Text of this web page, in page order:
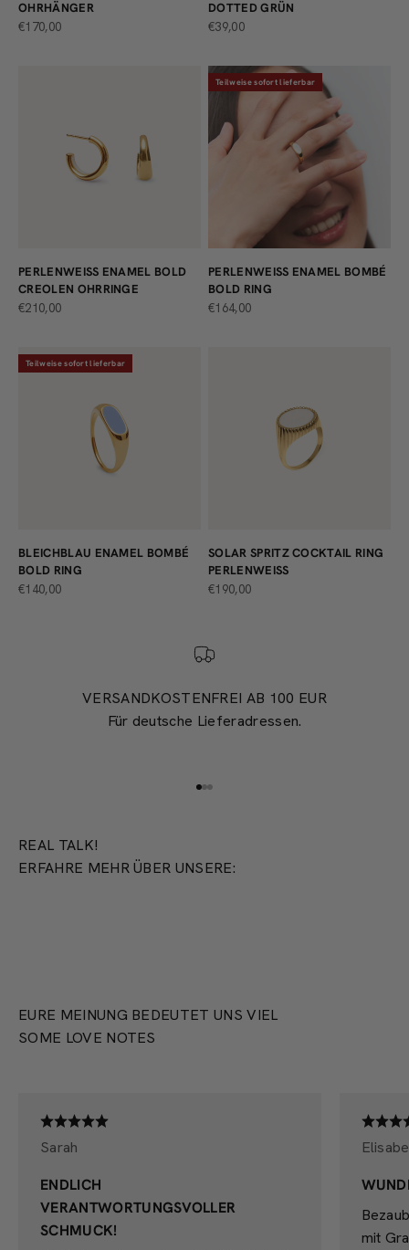
OHRHÄNGER
ANGEBOT
€170,00
DOTTED GRÜN
ANGEBOT
€39,00
PERLENWEISS ENAMEL BOLD C
REOLEN OHRRINGE
ANGEBOT
€210,00
Teilweise sofort lieferbar
PERLENWEISS ENAMEL BOMBÉ B
OLD RING
ANGEBOT
€164,00
Teilweise sofort lieferbar
BLEICHBLAU ENAMEL BOMBÉ
BOLD RING
ANGEBOT
€140,00
SOLAR SPRITZ COCKTAIL RING
PERLENWEISS
ANGEBOT
€190,00
VERSANDKOSTENFREI AB 100 EUR
Für deutsche Lieferadressen.
REAL TALK!
ERFAHRE MEHR ÜBER UNSERE:
EURE MEINUNG BEDEUTET UNS VIEL
SOME LOVE NOTES
Sarah
ENDLICH
VERANTWORTUNGSVOLLER
SCHMUCK!
mit